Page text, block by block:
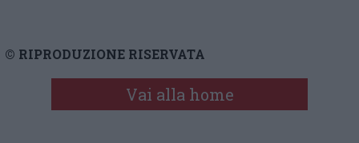
© RIPRODUZIONE RISERVATA
Vai alla home